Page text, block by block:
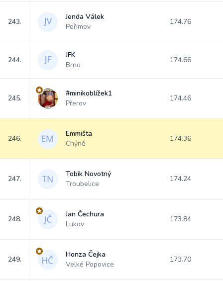
243.
Jenda Válek
Peřimov
174.76
244.
JFK
Brno
174.66
245.
#minikoblížek1
Přerov
174.46
246.
Emmišta
Chýně
174.36
247.
Tobik Novotný
Troubelice
174.24
248.
Jan Čechura
Lukov
173.84
249.
Honza Čejka
Velké Popovice
173.70